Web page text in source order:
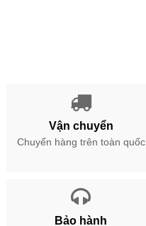
Vận chuyển
Chuyển hàng trên toàn quốc
Bảo hành